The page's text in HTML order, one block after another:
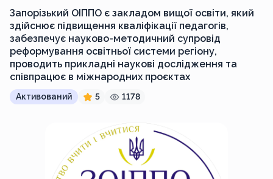
Запорізький ОІППО є закладом вищої освіти, який
здійснює підвищення кваліфікації педагогів,
забезпечує науково-методичний супровід
реформування освітньої системи регіону,
проводить прикладні наукові дослідження та
співпрацює в міжнародних проєктах
Активований 5 1178